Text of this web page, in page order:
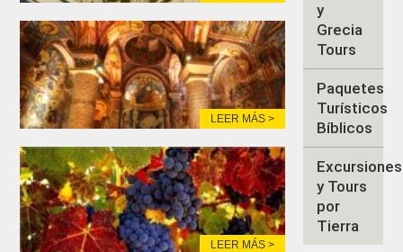
LEER MÁS >
LEER MÁS >
y
Grecia
Tours
Paquetes
Turísticos
Bíblicos
Excursiones
y Tours
por
Tierra